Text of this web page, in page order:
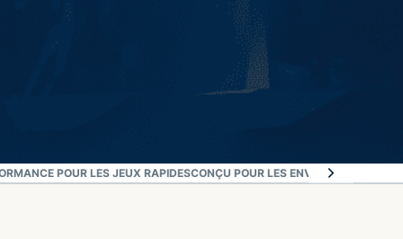
POUR LES JEUX RAPIDESCONÇU POUR LES ENVIRONNEMENTS